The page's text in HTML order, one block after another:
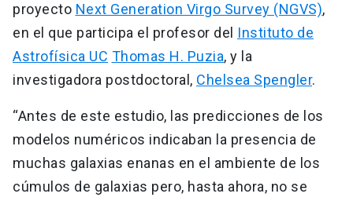
proyecto Next Generation Virgo Survey (NGVS),
en el que participa el profesor del Instituto de
Astrofísica UC Thomas H. Puzia, y la
investigadora postdoctoral, Chelsea Spengler.
“Antes de este estudio, las predicciones de los
modelos numéricos indicaban la presencia de
muchas galaxias enanas en el ambiente de los
cúmulos de galaxias pero, hasta ahora, no se